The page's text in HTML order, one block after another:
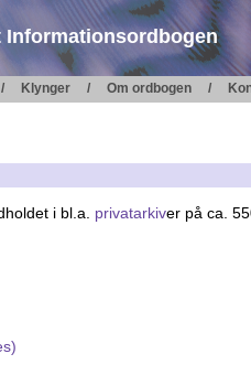
Informationsordbogen
Klynger Om ordbogen
i bl.a. privatarkiver på ca.